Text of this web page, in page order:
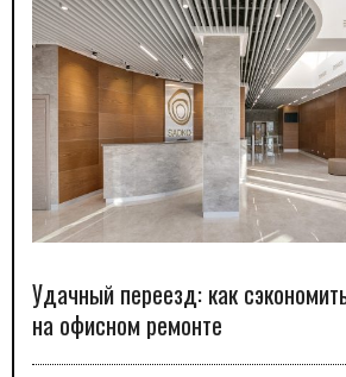
Удачный переезд: как
на офисном ремонте